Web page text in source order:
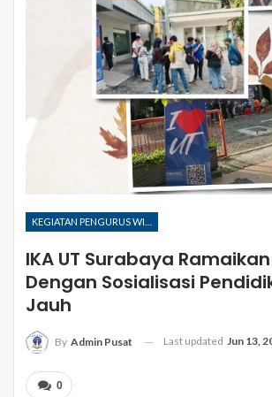
IKA UT Surabaya Ramaikan
Dengan Sosialisasi
Jauh
By Admin Pusat Last updated Jun 13,
0